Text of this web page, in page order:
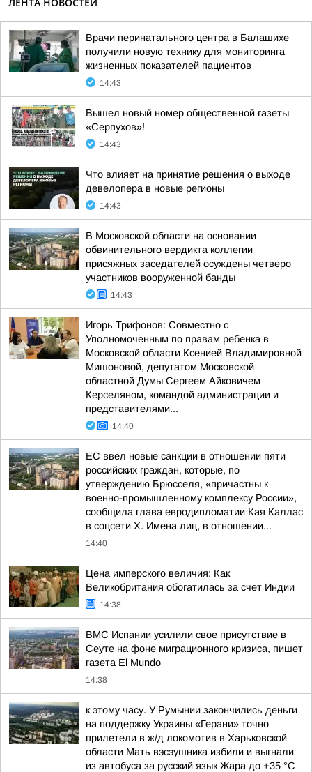
Врачи перинатального центра в Балашихе
получили новую технику для мониторинга
жизненных показателей пациентов
14:43
Вышел новый номер общественной газеты
«Серпухов»!
14:43
Что влияет на принятие решения о выходе
девелопера в новые регионы
14:43
В Московской области на основании
обвинительного вердикта коллегии
присяжных заседателей осуждены четверо
участников вооруженной банды
14:43
Игорь Трифонов: Совместно с
Уполномоченным по правам ребенка в
Московской области Ксенией Владимировной
Мишоновой, депутатом Московской
областной Думы Сергеем Айковичем
Керселяном, командой администрации и
представителями...
14:40
ЕС ввел новые санкции в отношении пяти
российских граждан, которые, по
утверждению Брюсселя, «причастны к
военно-промышленному комплексу России»,
сообщила глава евродипломатии Кая Каллас
в соцсети Х. Имена лиц, в отношении...
14:40
Цена имперского величия: Как
Великобритания обогатилась за счет Индии
14:38
ВМС Испании усилили свое присутствие в
Сеуте на фоне миграционного кризиса, пишет
газета El Mundo
14:38
к этому часу. У Румынии закончились деньги
на поддержку Украины «Герани» точно
прилетели в ж/д локомотив в Харьковской
области Мать вэсэушника избили и выгнали
из автобуса за русский язык Жара до +35 °С